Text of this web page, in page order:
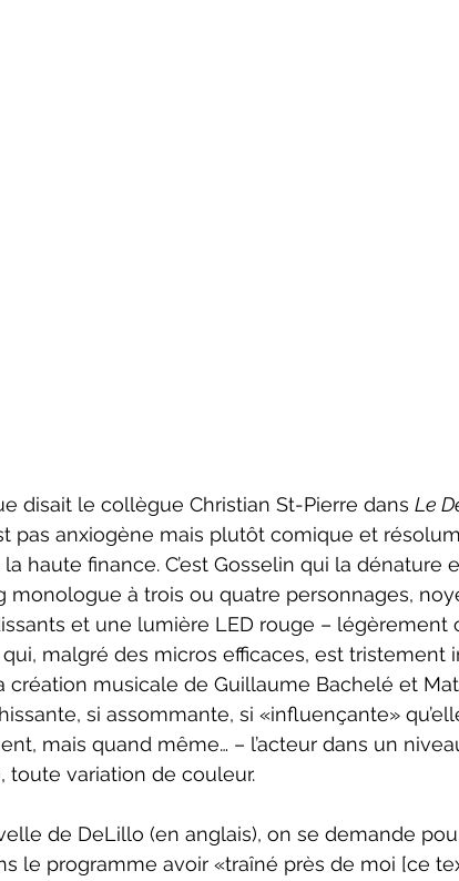
disait le collègue Christian St-Pierre dans
Le
pas anxiogène mais plutôt comique et
haute finance. C’est Gosselin qui la dénature
monologue à trois ou quatre personnages,
et une lumière LED rouge –
malgré des micros efficaces, est tristement
création musicale de Guillaume Bachelé et
si assommante, si «influençante»
mais quand même… – l’acteur dans un
variation de couleur.
le programme avoir «traîné près de moi [ce